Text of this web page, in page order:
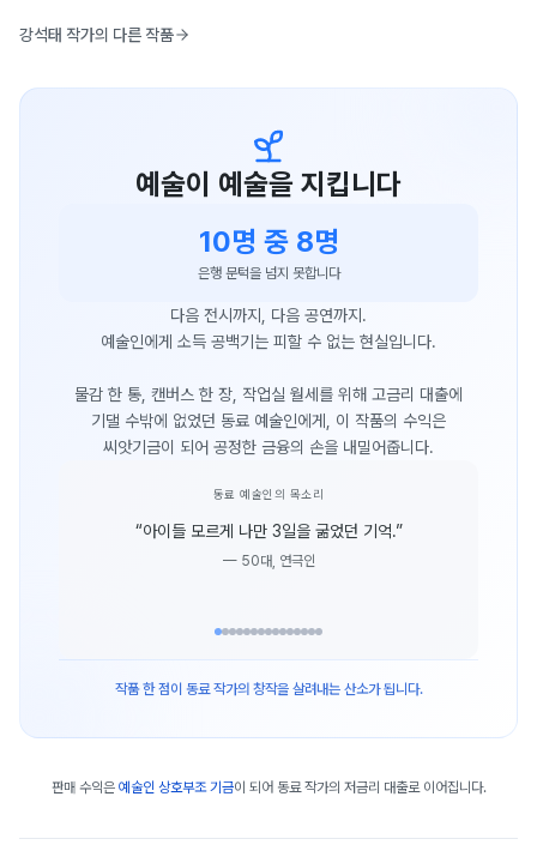
강석태 작가의 다른 작품
예술이 예술을 지킵니다
10명 중 8명
은행 문턱을 넘지 못합니다
다음 전시까지, 다음 공연까지.
예술인에게 소득 공백기는 피할 수 없는 현실입니다.
물감 한 통, 캔버스 한 장, 작업실 월세를 위해 고금리 대출에
기댈 수밖에 없었던 동료 예술인에게, 이 작품의 수익은
씨앗기금이 되어 공정한 금융의 손을 내밀어줍니다.
동료 예술인의 목소리
“아이들 모르게 나만 3일을 굶었던 기억.”
— 50대, 연극인
작품 한 점이 동료 작가의 창작을 살려내는 산소가 됩니다.
판매 수익은 예술인 상호부조 기금이 되어 동료 작가의 저금리 대출로 이어집니다.